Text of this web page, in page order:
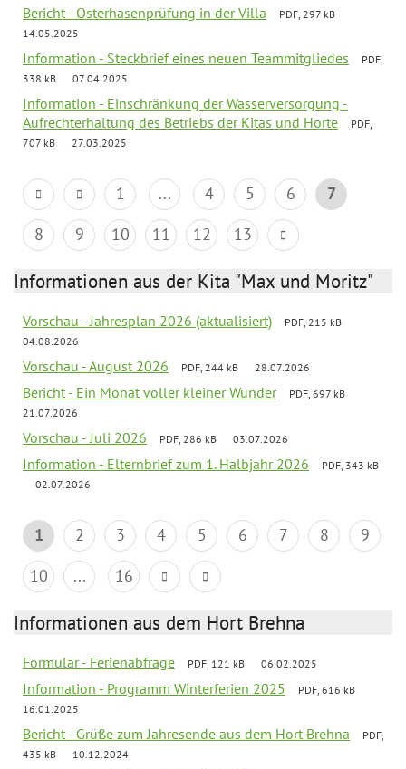
Bericht - Osterhasenprüfung in der Villa
PDF, 297 kB
14.05.2025
Information - Steckbrief eines neuen Teammitgliedes
PDF,
338 kB
07.04.2025
Information - Einschränkung der Wasserversorgung -
Aufrechterhaltung des Betriebs der Kitas und Horte
PDF,
707 kB
27.03.2025
1 ... 4 5 6
7
8
9 10 11 12 13
Informationen aus der Kita "Max und Moritz"
Vorschau - Jahresplan 2026 (aktualisiert)
PDF, 215 kB
04.08.2026
Vorschau - August 2026 PDF, 244 kB 28.07.2026
Bericht - Ein Monat voller kleiner Wunder
PDF, 697 kB
21.07.2026
Vorschau - Juli 2026 PDF, 286 kB 03.07.2026
Information - Elternbrief zum 1. Halbjahr 2026
PDF, 343 kB
02.07.2026
1 2 3 4 5 6 7 8
9
10
... 16
Informationen aus dem Hort Brehna
Formular - Ferienabfrage PDF, 121 kB 06.02.2025
Information - Programm Winterferien 2025
PDF, 616 kB
16.01.2025
Bericht - Grüße zum Jahresende aus dem Hort Brehna
PDF,
435 kB
10.12.2024